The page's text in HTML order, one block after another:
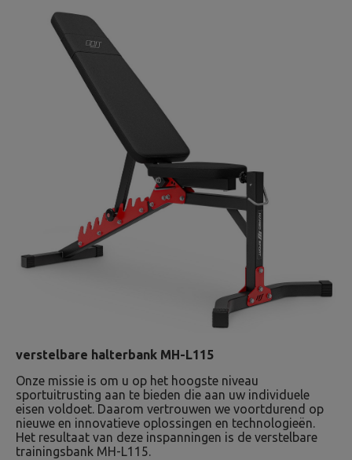
verstelbare halterbank MH-L115
Onze missie is om u op het hoogste niveau
sportuitrusting aan te bieden die aan uw individuele
eisen voldoet. Daarom vertrouwen we voortdurend op
nieuwe en innovatieve oplossingen en technologieën.
Het resultaat van deze inspanningen is de verstelbare
trainingsbank MH-L115.